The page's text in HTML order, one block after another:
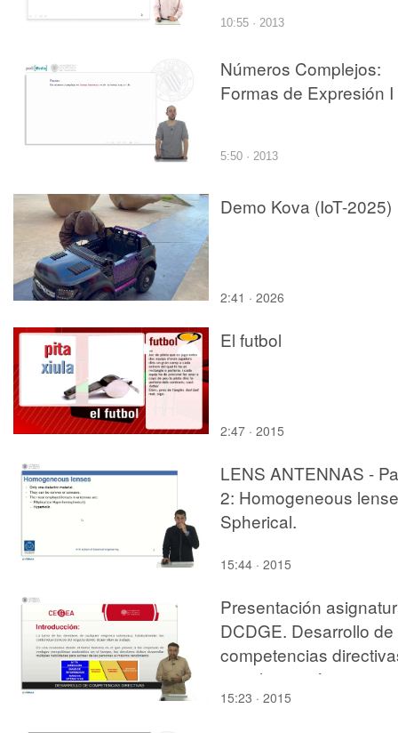
10:55 · 2013
Números Complejos:
Formas de Expresión I
5:50 · 2013
Demo Kova (IoT-2025)
2:41 · 2026
El futbol
2:47 · 2015
LENS ANTENNAS -
2: Homogeneous
Spherical.
15:44 · 2015
Presentación
DCDGE. Desarrollo de
competencias
para la gestión
empresarial
15:23 · 2015